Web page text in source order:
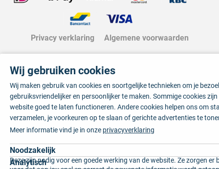
Privacy verklaring Algemene voorwaarden
Wij gebruiken cookies
Wij maken gebruik van cookies en soortgelijke technieken om je
gebruiksvriendelijker en persoonlijker te maken. Sommige cookies
website goed te laten functioneren. Andere cookies helpen ons om
verzamelen, je voorkeuren op te slaan of gerichte advertenties te
Meer informatie vind je in onze privacyverklaring
Noodzakelijk
Deze zijn nodig voor een goede werking van de website. Ze zorgen er
Analytisch